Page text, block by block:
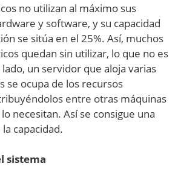
no utilizan al máximo sus
y software, y su capacidad
se sitúa en el 25%. Así, muchos
quedan sin utilizar, lo que no es
un servidor que aloja varias
se ocupa de los recursos
entre otras máquinas
necesitan. Así se consigue una
capacidad.
sistema